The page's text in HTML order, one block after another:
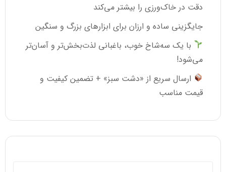
دقت در خاک‌ورزی را بیشتر می‌کند
جایگزینی ساده و ارزان برای ابزارهای بزرگ و سنگین
با یک سه‌شاخ خوب، باغبانی لذت‌بخش‌تر و آسان‌تر
می‌شود!
ارسال سریع از «دشت سبز» + تضمین کیفیت و
قیمت مناسب